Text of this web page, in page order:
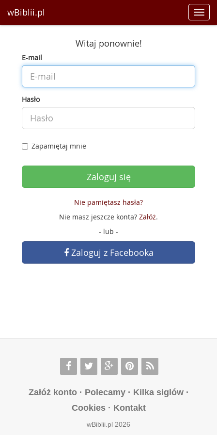
wBiblii.pl
Witaj ponownie!
E-mail
Hasło
Zapamiętaj mnie
Nie pamiętasz hasła?
Nie masz jeszcze konta? Załóż.
- lub -
Zaloguj z Facebooka
Załóż konto· Polecamy· Kilka siglów·
Cookies· Kontakt
wBiblii.pl 2026